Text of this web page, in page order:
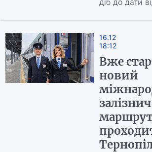
діб до дати
16.12
18:12
Вже
новий